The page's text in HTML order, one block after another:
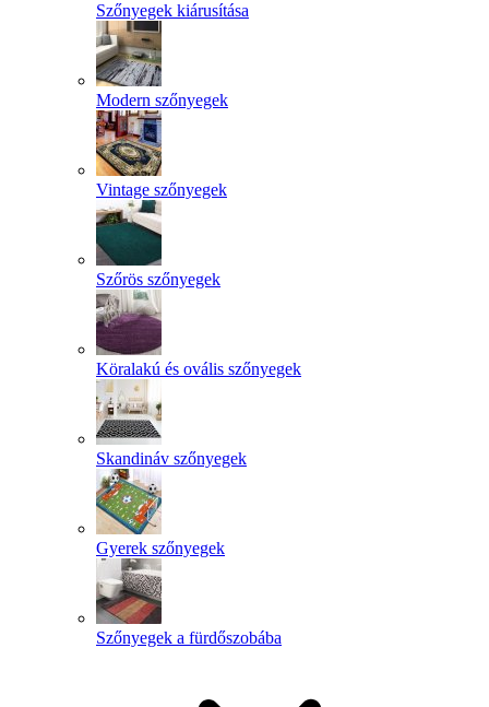
Szőnyegek kiárusítása
Modern szőnyegek
Vintage szőnyegek
Szőrös szőnyegek
Köralakú és ovális szőnyegek
Skandináv szőnyegek
Gyerek szőnyegek
Szőnyegek a fürdőszobába